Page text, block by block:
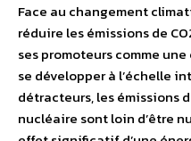
Face au changement
réduire les émissions de
ses promoteurs comme
se développer à l’échelle
détracteurs, les émissions
nucléaire sont loin d’être